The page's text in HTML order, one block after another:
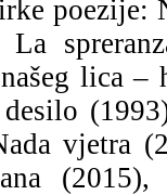
poezije:
La
lica –
vjetra
(2015),